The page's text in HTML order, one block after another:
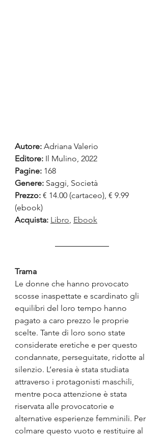
Autore: Adriana Valerio
Editore: Il Mulino, 2022
Pagine: 168
Genere: Saggi, Società
Prezzo: € 14.00 (cartaceo), € 9.99
(ebook)
Acquista: Libro, Ebook
Trama
Le donne che hanno provocato
scosse inaspettate e scardinato gli
equilibri del loro tempo hanno
pagato a caro prezzo le proprie
scelte. Tante di loro sono state
considerate eretiche e per questo
condannate, perseguitate, ridotte al
silenzio. L’eresia è stata studiata
attraverso i protagonisti maschili,
mentre poca attenzione è stata
riservata alle provocatorie e
alternative esperienze femminili. Per
colmare questo vuoto e restituire al